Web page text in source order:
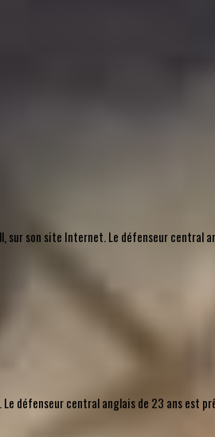
sur son site Internet. Le défenseur central
défenseur central anglais de 23 ans est